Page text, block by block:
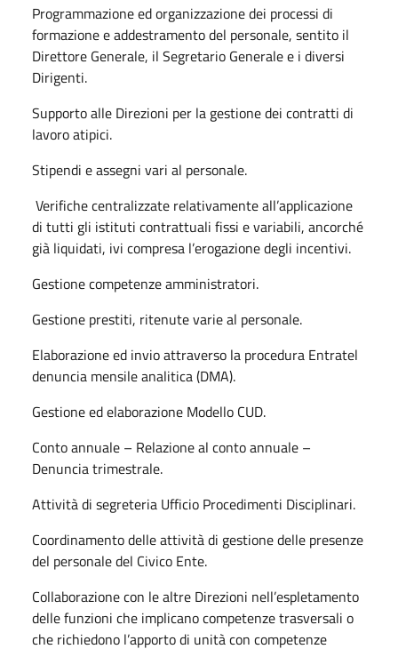
Programmazione ed organizzazione dei processi di
formazione e addestramento del personale, sentito il
Direttore Generale, il Segretario Generale e i diversi
Dirigenti.
Supporto alle Direzioni per la gestione dei contratti di
lavoro atipici.
Stipendi e assegni vari al personale.
Verifiche centralizzate relativamente all’applicazione
di tutti gli istituti contrattuali fissi e variabili, ancorché
già liquidati, ivi compresa l’erogazione degli incentivi.
Gestione competenze amministratori.
Gestione prestiti, ritenute varie al personale.
Elaborazione ed invio attraverso la procedura Entratel
denuncia mensile analitica (DMA).
Gestione ed elaborazione Modello CUD.
Conto annuale – Relazione al conto annuale –
Denuncia trimestrale.
Attività di segreteria Ufficio Procedimenti Disciplinari.
Coordinamento delle attività di gestione delle presenze
del personale del Civico Ente.
Collaborazione con le altre Direzioni nell’espletamento
delle funzioni che implicano competenze trasversali o
che richiedono l’apporto di unità con competenze